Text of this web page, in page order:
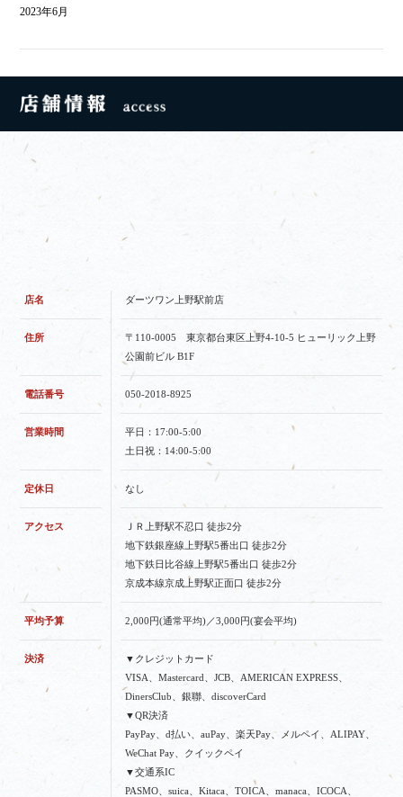
2023年6月
店名 ダーツワン上野駅前店
住所
〒110-0005 東京都台東区上野4-10-5 ヒューリック上野
公園前ビル B1F
電話番号 050-2018-8925
営業時間
平日：17:00-5:00
土日祝：14:00-5:00
定休日 なし
アクセス
ＪＲ上野駅不忍口 徒歩2分
地下鉄銀座線上野駅5番出口 徒歩2分
地下鉄日比谷線上野駅5番出口 徒歩2分
京成本線京成上野駅正面口 徒歩2分
平均予算 2,000円(通常平均)／3,000円(宴会平均)
決済
▼クレジットカード
VISA、Mastercard、JCB、AMERICAN EXPRESS、
DinersClub、銀聯、discoverCard
▼QR決済
PayPay、d払い、auPay、楽天Pay、メルペイ、ALIPAY、
WeChat Pay、クイックペイ
▼交通系IC
PASMO、suica、Kitaca、TOICA、manaca、ICOCA、